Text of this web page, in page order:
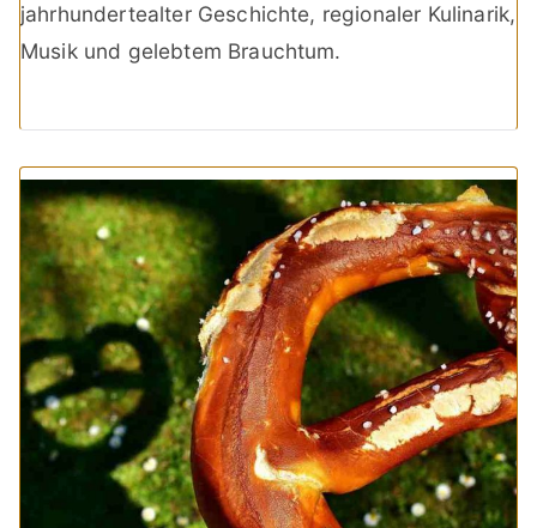
jahrhundertealter Geschichte, regionaler Kulinarik,
Musik und gelebtem Brauchtum.